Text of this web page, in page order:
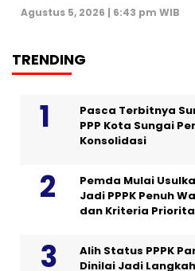
Agustus 5, 2026 | 6:43 pm WIB
TRENDING
Pasca Terbitnya
PPP Kota Sungai
Konsolidasi
Pemda Mulai
Jadi PPPK Penuh
dan Kriteria
Alih Status PPPK
Dinilai Jadi